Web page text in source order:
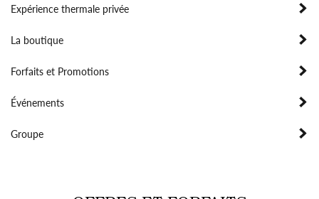
Expérience thermale privée
La boutique
Forfaits et Promotions
Événements
Groupe